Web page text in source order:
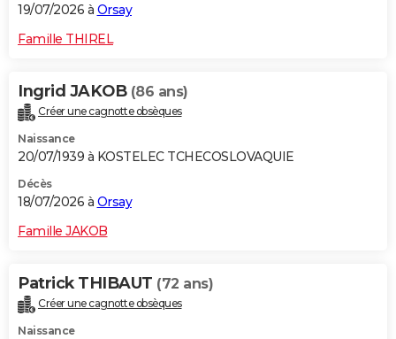
19/07/2026 à Orsay
Famille THIREL
Ingrid JAKOB (86 ans)
Créer une cagnotte obsèques
Naissance
20/07/1939 à KOSTELEC TCHECOSLOVAQUIE
Décès
18/07/2026 à Orsay
Famille JAKOB
Patrick THIBAUT (72 ans)
Créer une cagnotte obsèques
Naissance